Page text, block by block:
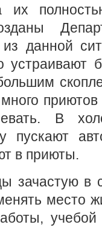
данной
устраивают
В
пускают
в приюты.
зачастую в
место